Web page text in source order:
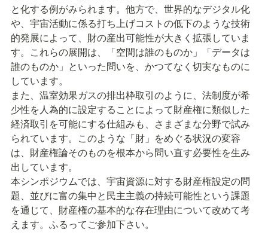
と化する例がみられます。他方で、世界的なデジタル化
や、宇宙活動に係る打ち上げコストの低下のような技術
的発展によって、財の産出可能性が大きく拡張していま
す。これらの展開は、「空間は誰のものか」「データは
誰のものか」といった問いを、かつてなく切実なものに
しています。
また、温室効果ガスの排出枠取引のように、法制度が希
少性を人為的に設定することによって財産権に類似した
経済取引を可能にする仕組みも、さまざまな分野で試み
られています。このような「財」をめぐる状況の変容
は、財産権論そのものを根本から問い直す必要性を生み
出しています。
本シンポジウムでは、宇宙資源に対する財産権設定の問
題、並びに富の集中と民主主義の持続可能性という課題
を通じて、財産権の基本的な存在理由について改めて考
えます。ふるってご参加下さい。